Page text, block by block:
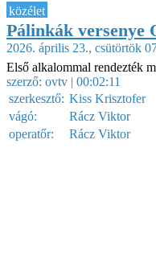
közélet
Pálinkák versenye
2026. április 23., csütörtök
Első alkalommal rendezték
szerző: ovtv | 00:02:11
szerkesztő: Kiss Krisztofer
vágó:
Rácz Viktor
operatőr:
Rácz Viktor